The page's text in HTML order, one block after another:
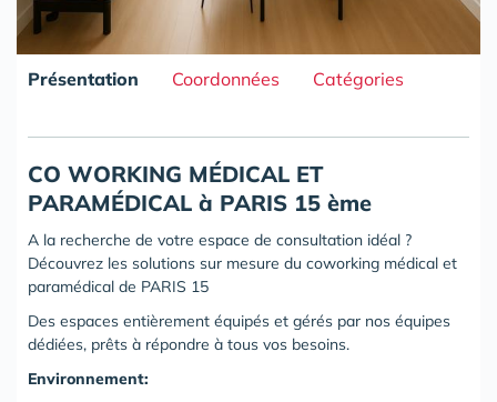
Présentation Coordonnées Catégories
CO WORKING MÉDICAL ET
PARAMÉDICAL à PARIS 15 ème
A la recherche de votre espace de consultation idéal ?
Découvrez les solutions sur mesure du coworking médical et
paramédical de PARIS 15
Des espaces entièrement équipés et gérés par nos équipes
dédiées, prêts à répondre à tous vos besoins.
Environnement: